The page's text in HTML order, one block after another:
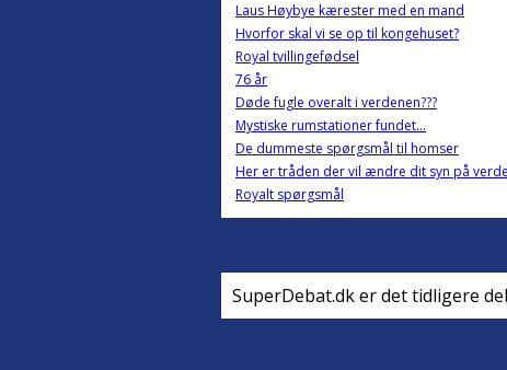
Laus Høybye kærester med en mand
Hvorfor skal vi se op til kongehuset?
Royal tvillingefødsel
76 år
Døde fugle overalt i verdenen???
Mystiske rumstationer fundet...
De dummeste spørgsmål til homser
Her er tråden der vil ændre dit syn på
Royalt spørgsmål
SuperDebat.dk er det tidligere